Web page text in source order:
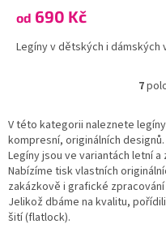
od 690 Kč
Legíny v dětských i dámských
7
V této kategorii naleznete
kompresní, originálních designů.
Legíny jsou ve variantách letní
Nabízíme tisk vlastních
zakázkově i grafické
Jelikož dbáme na kvalitu,
šití (flatlock).